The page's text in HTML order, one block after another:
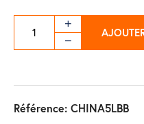
Référence: CHINA5LBB